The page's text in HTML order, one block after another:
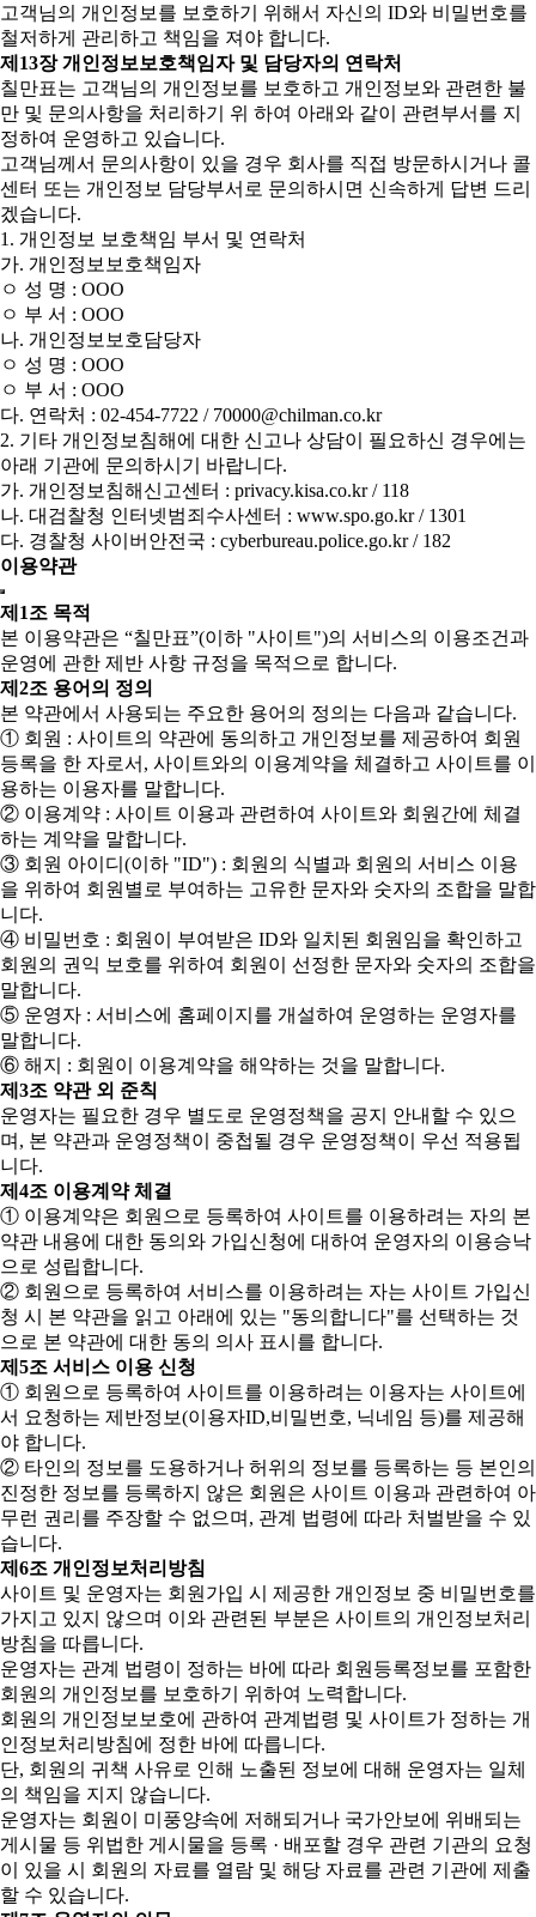
고객님의 개인정보를 보호하기 위해서 자신의 ID와 비밀번호를
철저하게 관리하고 책임을 져야 합니다.
제13장 개인정보보호책임자 및 담당자의 연락처
칠만표는 고객님의 개인정보를 보호하고 개인정보와 관련한 불
만 및 문의사항을 처리하기 위 하여 아래와 같이 관련부서를 지
정하여 운영하고 있습니다.
고객님께서 문의사항이 있을 경우 회사를 직접 방문하시거나 콜
센터 또는 개인정보 담당부서로 문의하시면 신속하게 답변 드리
겠습니다.
1. 개인정보 보호책임 부서 및 연락처
가. 개인정보보호책임자
ㅇ 성 명 : OOO
ㅇ 부 서 : OOO
나. 개인정보보호담당자
ㅇ 성 명 : OOO
ㅇ 부 서 : OOO
다. 연락처 : 02-454-7722 / 70000@chilman.co.kr
2. 기타 개인정보침해에 대한 신고나 상담이 필요하신 경우에는
아래 기관에 문의하시기 바랍니다.
가. 개인정보침해신고센터 : privacy.kisa.co.kr / 118
나. 대검찰청 인터넷범죄수사센터 : www.spo.go.kr / 1301
다. 경찰청 사이버안전국 : cyberbureau.police.go.kr / 182
이용약관
제1조 목적
본 이용약관은 “칠만표”(이하 "사이트")의 서비스의 이용조건과
운영에 관한 제반 사항 규정을 목적으로 합니다.
제2조 용어의 정의
본 약관에서 사용되는 주요한 용어의 정의는 다음과 같습니다.
① 회원 : 사이트의 약관에 동의하고 개인정보를 제공하여 회원
등록을 한 자로서, 사이트와의 이용계약을 체결하고 사이트를 이
용하는 이용자를 말합니다.
② 이용계약 : 사이트 이용과 관련하여 사이트와 회원간에 체결
하는 계약을 말합니다.
③ 회원 아이디(이하 "ID") : 회원의 식별과 회원의 서비스 이용
을 위하여 회원별로 부여하는 고유한 문자와 숫자의 조합을 말합
니다.
④ 비밀번호 : 회원이 부여받은 ID와 일치된 회원임을 확인하고
회원의 권익 보호를 위하여 회원이 선정한 문자와 숫자의 조합을
말합니다.
⑤ 운영자 : 서비스에 홈페이지를 개설하여 운영하는 운영자를
말합니다.
⑥ 해지 : 회원이 이용계약을 해약하는 것을 말합니다.
제3조 약관 외 준칙
운영자는 필요한 경우 별도로 운영정책을 공지 안내할 수 있으
며, 본 약관과 운영정책이 중첩될 경우 운영정책이 우선 적용됩
니다.
제4조 이용계약 체결
① 이용계약은 회원으로 등록하여 사이트를 이용하려는 자의 본
약관 내용에 대한 동의와 가입신청에 대하여 운영자의 이용승낙
으로 성립합니다.
② 회원으로 등록하여 서비스를 이용하려는 자는 사이트 가입신
청 시 본 약관을 읽고 아래에 있는 "동의합니다"를 선택하는 것
으로 본 약관에 대한 동의 의사 표시를 합니다.
제5조 서비스 이용 신청
① 회원으로 등록하여 사이트를 이용하려는 이용자는 사이트에
서 요청하는 제반정보(이용자ID,비밀번호, 닉네임 등)를 제공해
야 합니다.
② 타인의 정보를 도용하거나 허위의 정보를 등록하는 등 본인의
진정한 정보를 등록하지 않은 회원은 사이트 이용과 관련하여 아
무런 권리를 주장할 수 없으며, 관계 법령에 따라 처벌받을 수 있
습니다.
제6조 개인정보처리방침
사이트 및 운영자는 회원가입 시 제공한 개인정보 중 비밀번호를
가지고 있지 않으며 이와 관련된 부분은 사이트의 개인정보처리
방침을 따릅니다.
운영자는 관계 법령이 정하는 바에 따라 회원등록정보를 포함한
회원의 개인정보를 보호하기 위하여 노력합니다.
회원의 개인정보보호에 관하여 관계법령 및 사이트가 정하는 개
인정보처리방침에 정한 바에 따릅니다.
단, 회원의 귀책 사유로 인해 노출된 정보에 대해 운영자는 일체
의 책임을 지지 않습니다.
운영자는 회원이 미풍양속에 저해되거나 국가안보에 위배되는
게시물 등 위법한 게시물을 등록 · 배포할 경우 관련 기관의 요청
이 있을 시 회원의 자료를 열람 및 해당 자료를 관련 기관에 제출
할 수 있습니다.